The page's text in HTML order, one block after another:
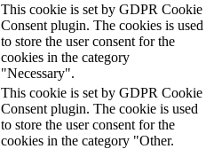
This cookie is set by GDPR Cookie
Consent plugin. The cookies is used
to store the user consent for the
cookies in the category
"Necessary".
This cookie is set by GDPR Cookie
Consent plugin. The cookie is used
to store the user consent for the
cookies in the category "Other.